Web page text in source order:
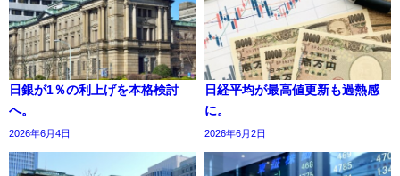
日銀が1％の利上げを本格検討
へ。
2026年6月4日
日経平均が最高値更新も過熱感
に。
2026年6月2日